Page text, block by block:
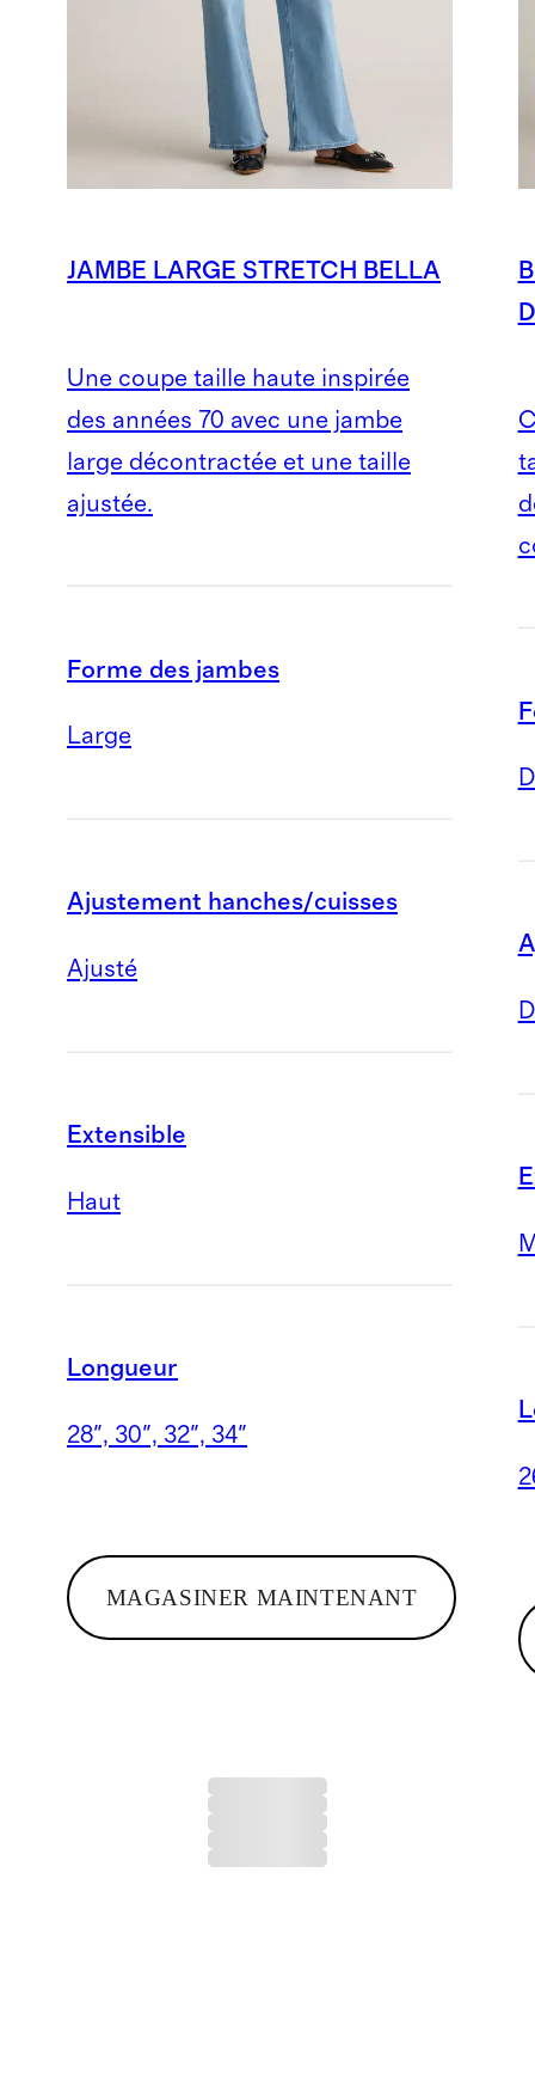
JAMBE LARGE STRETCH BELLA
Une coupe taille haute inspirée
des années 70 avec une jambe
large décontractée et une taille
ajustée.
Forme des jambes
Large
Ajustement hanches/cuisses
Ajusté
Extensible
Haut
Longueur
28", 30", 32", 34"
MAGASINER MAINTENANT